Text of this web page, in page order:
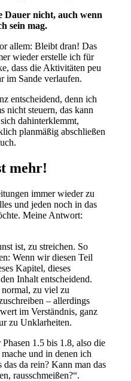
Dauer nicht, auch wenn
sein mag.
allem: Bleibt dran! Das
wieder erstelle ich für
dass die Aktivitäten peu
im Sande verlaufen.
entscheidend, denn ich
nicht steuern, das kann
dahinterklemmt,
planmäßig abschließen
mehr!
immer wieder zu
und jeden noch in das
Meine Antwort:
ist, zu streichen. So
Wenn wir diesen Teil
Kapitel, dieses
Inhalt entscheidend.
normal, zu viel zu
– allerdings
im Verständnis, ganz
zu Unklarheiten.
1.5 bis 1.8, also die
und in denen ich
das da rein? Kann man das
rausschmeißen?“.